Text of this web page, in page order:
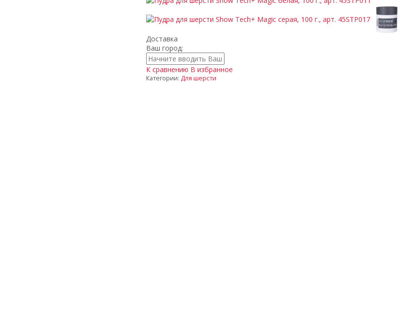
Доставка
Ваш город:
К сравнению В избранное
Категории: Для шерсти